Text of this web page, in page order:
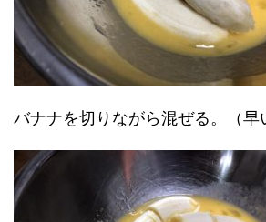
バナナを切りながら混ぜる。（早